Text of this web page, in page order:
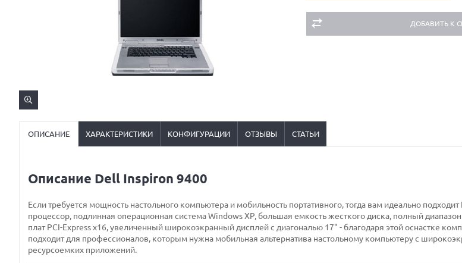
ДОБАВИТЬ К
ОПИСАНИЕ ХАРАКТЕРИСТИКИ КОНФИГУРАЦИИ ОТЗЫВЫ СТАТЬИ
Описание Dell Inspiron 9400
Если требуется мощность настольного компьютера и мобильность портативного, тогда вам идеально
процессор, подлинная операционная система Windows XP, большая емкость жесткого диска, полный
плат PCI-Express x16, увеличенный широкоэкранный дисплей с диагональю 17" - благодаря этой оснастке
подходит для профессионалов, которым нужна мобильная альтернатива настольному компьютеру с
ресурсоемких приложений.